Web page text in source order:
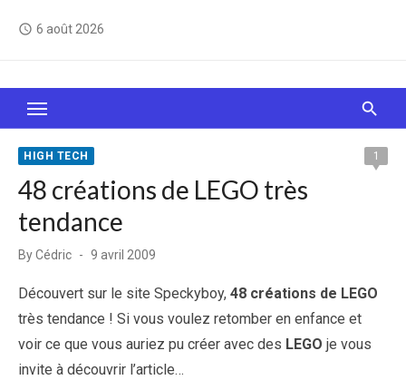
access_time 6 août 2026
Le Web, c'est comme une boîte de chocolats… On
sait jamais sur quoi on va tomber !
HIGH TECH 1
48 créations de LEGO très
tendance
ByCédric
Posted
9 avril 2009
Découvert sur le site Speckyboy, 48 créations de LEGO
très tendance ! Si vous voulez retomber en enfance et
voir ce que vous auriez pu créer avec des LEGO je vous
invite à découvrir l’article…